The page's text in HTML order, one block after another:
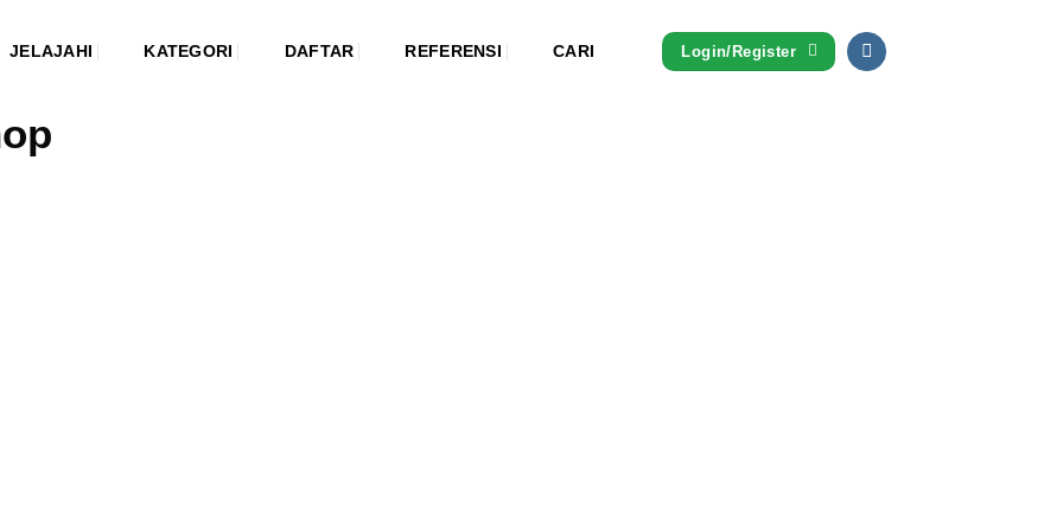
JELAJAHI KATEGORI DAFTAR REFERENSI CARI Login/Register